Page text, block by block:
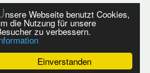
Einverstanden
nsere Webseite benutzt Cookies,
die Nutzung für unsere
zu verbessern.